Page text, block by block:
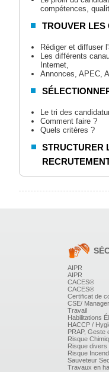
compétences,
TROUVER LES
Rédiger et diffuser
Les différents
Internet,
Annonces, APEC,
Le tri des
Comment faire ?
Quels critères ?
STRUCTURER
Les questions à
CHOISIR UN
Comment choisir
poste, à l'entreprise ?
Quelles méthodes
et dans quels cas
typologie
Quelle part donner
recueillies ?
INTÉGRER LE
L'accueillir, l'inviter
travail, lui
AIPR
AIPR
CACES®
CACES®
Certificat de
CSE/
Travail
Habilitations
HACCP /
PRAP, Geste
Risque
Risque divers
Risque
Sauveteur
Travaux en